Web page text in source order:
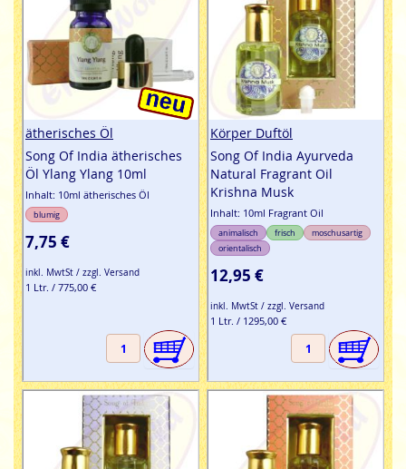
ätherisches Öl
Song Of India ätherisches
Öl Ylang Ylang 10ml
Inhalt: 10ml ätherisches Öl
blumig
7,75 €
inkl. MwtSt / zzgl. Versand
1 Ltr. / 775,00 €
Körper Duftöl
Song Of India Ayurveda
Natural Fragrant Oil
Krishna Musk
Inhalt: 10ml Fragrant Oil
animalisch frisch
moschusartig
orientalisch
12,95 €
inkl. MwtSt / zzgl. Versand
1 Ltr. / 1295,00 €